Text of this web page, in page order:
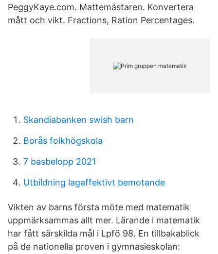
PeggyKaye.com. Mattemästaren. Konvertera
mått och vikt. Fractions, Ration Percentages.
Skandiabanken swish barn
Borås folkhögskola
7 basbelopp 2021
Utbildning lagaffektivt bemotande
Vikten av barns första möte med matematik
uppmärksammas allt mer. Lärande i matematik
har fått särskilda mål i Lpfö 98. En tillbakablick
på de nationella proven i gymnasieskolan: